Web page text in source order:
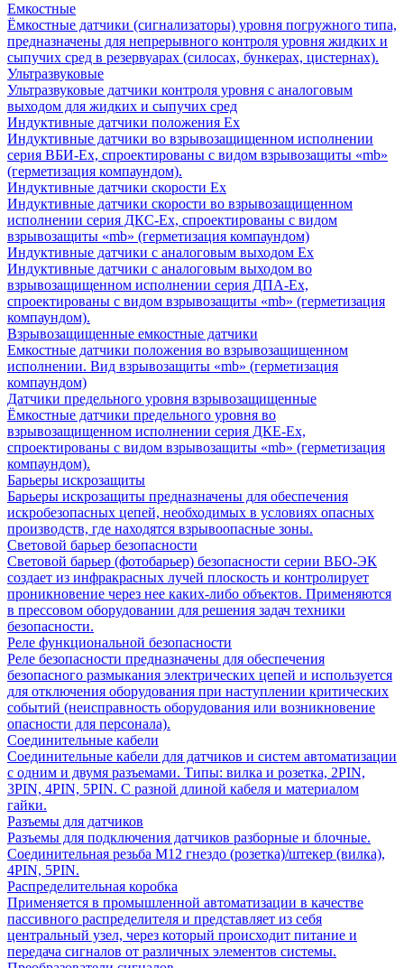
Емкостные
Ёмкостные датчики (сигнализаторы) уровня погружного типа,
предназначены для непрерывного контроля уровня жидких и
сыпучих сред в резервуарах (силосах, бункерах, цистернах).
Ультразвуковые
Ультразвуковые датчики контроля уровня с аналоговым
выходом для жидких и сыпучих сред
Индуктивные датчики положения Ех
Индуктивные датчики во взрывозащищенном исполнении
серия ВБИ-Ех, спроектированы с видом взрывозащиты «mb»
(герметизация компаундом).
Индуктивные датчики скорости Ех
Индуктивные датчики скорости во взрывозащищенном
исполнении серия ДКС-Ех, спроектированы с видом
взрывозащиты «mb» (герметизация компаундом)
Индуктивные датчики с аналоговым выходом Ех
Индуктивные датчики с аналоговым выходом во
взрывозащищенном исполнении серия ДПА-Ех,
спроектированы с видом взрывозащиты «mb» (герметизация
компаундом).
Взрывозащищенные емкостные датчики
Емкостные датчики положения во взрывозащищенном
исполнении. Вид взрывозащиты «mb» (герметизация
компаундом)
Датчики предельного уровня взрывозащищенные
Ёмкостные датчики предельного уровня во
взрывозащищенном исполнении серия ДКЕ-Ех,
спроектированы с видом взрывозащиты «mb» (герметизация
компаундом).
Барьеры искрозащиты
Барьеры искрозащиты предназначены для обеспечения
искробезопасных цепей, необходимых в условиях опасных
производств, где находятся взрывоопасные зоны.
Световой барьер безопасности
Световой барьер (фотобарьер) безопасности серии ВБО-ЭК
создает из инфракрасных лучей плоскость и контролирует
проникновение через нее каких-либо объектов. Применяются
в прессовом оборудовании для решения задач техники
безопасности.
Реле функциональной безопасности
Реле безопасности предназначены для обеспечения
безопасного размыкания электрических цепей и используется
для отключения оборудования при наступлении критических
событий (неисправность оборудования или возникновение
опасности для персонала).
Соединительные кабели
Соединительные кабели для датчиков и систем автоматизации
с одним и двумя разъемами. Типы: вилка и розетка, 2PIN,
3PIN, 4PIN, 5PIN. С разной длиной кабеля и материалом
гайки.
Разъемы для датчиков
Разъемы для подключения датчиков разборные и блочные.
Соединительная резьба М12 гнездо (розетка)/штекер (вилка),
4PIN, 5PIN.
Распределительная коробка
Применяется в промышленной автоматизации в качестве
пассивного распределителя и представляет из себя
центральный узел, через который происходит питание и
передача сигналов от различных элементов системы.